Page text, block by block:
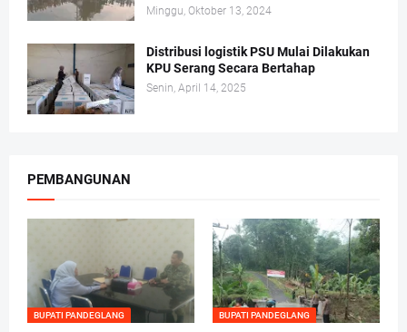
Minggu, Oktober 13, 2024
Distribusi logistik PSU Mulai Dilakukan
KPU Serang Secara Bertahap
Senin, April 14, 2025
PEMBANGUNAN
BUPATI PANDEGLANG BUPATI PANDEGLANG